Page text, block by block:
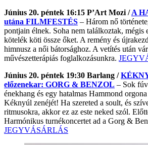
Június 20. péntek 16:15 P’Art Mozi /A
utána FILMFESTÉS – Három nő
pontjain élnek. Soha nem találkoztak, mégis
kötelék köti össze őket. A remény és
himnusz a női bátorsághoz. A vetítés után
művészetterápiás foglalkozásunkra.
Június 20. péntek 19:30 Barlang /
előzenekar: GORG & BENZOL – Sok
énekhang és egy hatalmas Hammond
Kéknyúl zenéjét! Ha szereted a soult, és
ritmusokra, akkor ez az este neked szól.
Harmónikus turnékoncertet ad a Gorg &
JEGYVÁSÁRLÁS